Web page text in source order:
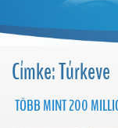
Címke: Túrkeve
TÖBB MINT 200